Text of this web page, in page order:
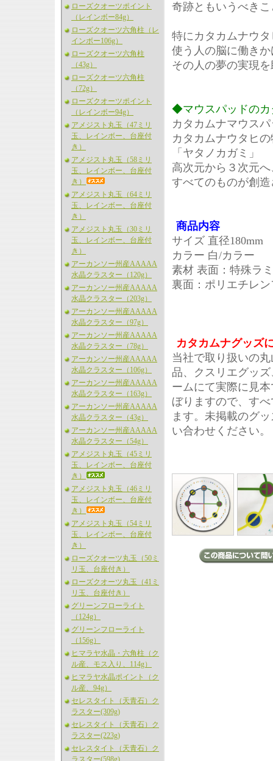
ローズクオーツポイント
（レインボー84g）
ローズクオーツ六角柱（レ
インボー106g）
ローズクオーツ六角柱
（43g）
ローズクオーツ六角柱
（72g）
ローズクオーツポイント
（レインボー94g）
アメジスト丸玉（47ミリ
玉、レインボー、台座付
き）
アメジスト丸玉（58ミリ
玉、レインボー、台座付
き）
アメジスト丸玉（64ミリ
玉、レインボー、台座付
き）
アメジスト丸玉（30ミリ
玉、レインボー、台座付
き）
アーカンソー州産AAAAA
水晶クラスター（120g）
アーカンソー州産AAAAA
水晶クラスター（203g）
アーカンソー州産AAAAA
水晶クラスター（97g）
アーカンソー州産AAAAA
水晶クラスター（78g）
アーカンソー州産AAAAA
水晶クラスター（106g）
アーカンソー州産AAAAA
水晶クラスター（163g）
アーカンソー州産AAAAA
水晶クラスター（43g）
アーカンソー州産AAAAA
水晶クラスター（54g）
アメジスト丸玉（45ミリ
玉、レインボー、台座付
き）
アメジスト丸玉（46ミリ
玉、レインボー、台座付
き）
アメジスト丸玉（54ミリ
玉、レインボー、台座付
き）
ローズクオーツ丸玉（50ミ
リ玉、台座付き）
ローズクオーツ丸玉（41ミ
リ玉、台座付き）
グリーンフローライト
（124g）
グリーンフローライト
（156g）
ヒマラヤ水晶・六角柱（ク
ル産、モス入り、114g）
ヒマラヤ水晶ポイント（ク
ル産、94g）
セレスタイト（天青石）ク
ラスター(309g)
セレスタイト（天青石）ク
ラスター(223g)
セレスタイト（天青石）ク
ラスター(598g)
奇跡ともいうべき
特にカタカムナウ
使う人の脳に働き
その人の夢の実現
◆マウスパッドのカ
カタカムナマウス
カタカムナウタヒの
「ヤタノカガミ」
高次元から３次元
すべてのものが創
商品内容
サイズ 直径180mm
カラー 白/カラー
素材 表面：特殊ラ
裏面：ポリエチレ
カタカムナグッズ
当社で取り扱いの
品、クスリエグッ
ームにて実際に見
ぼりますので、す
ます。未掲載のグ
い合わせください。